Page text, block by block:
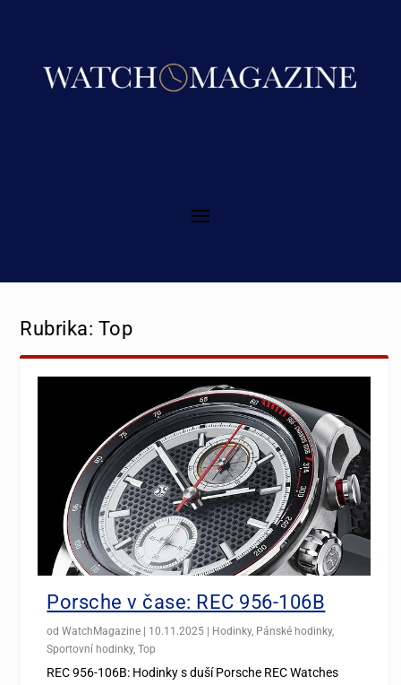
Rubrika: Top
Porsche v čase: REC 956-106B
odWatchMagazine 10.11.2025 Hodinky, Pánské hodinky,
Sportovní hodinky,Top
REC 956-106B: Hodinky s duší Porsche REC Watches